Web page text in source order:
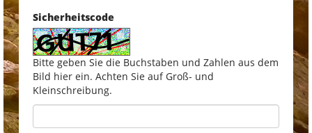
Sicherheitscode
Bitte geben Sie die Buchstaben und Zahlen aus dem
Bild hier ein. Achten Sie auf Groß- und
Kleinschreibung.